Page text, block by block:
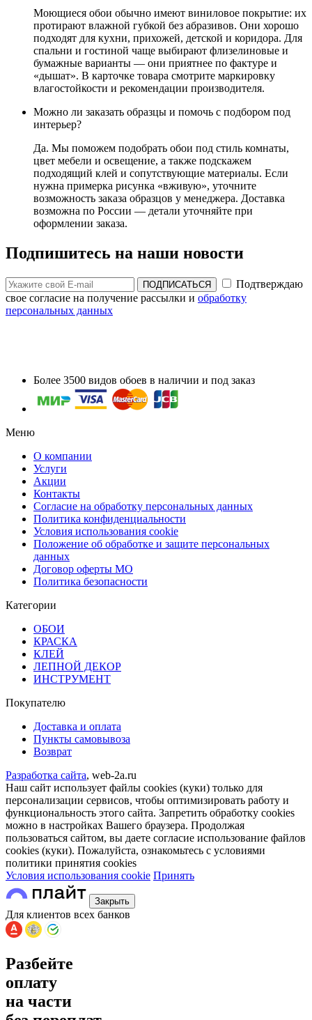
Моющиеся обои обычно имеют виниловое покрытие: их
протирают влажной губкой без абразивов. Они хорошо
подходят для кухни, прихожей, детской и коридора. Для
спальни и гостиной чаще выбирают флизелиновые и
бумажные варианты — они приятнее по фактуре и
«дышат». В карточке товара смотрите маркировку
влагостойкости и рекомендации производителя.
Можно ли заказать образцы и помочь с подбором под
интерьер?
Да. Мы поможем подобрать обои под стиль комнаты,
цвет мебели и освещение, а также подскажем
подходящий клей и сопутствующие материалы. Если
нужна примерка рисунка «вживую», уточните
возможность заказа образцов у менеджера. Доставка
возможна по России — детали уточняйте при
оформлении заказа.
Подпишитесь на наши новости
ПОДПИСАТЬСЯ
Подтверждаю
свое согласие на получение рассылки и обработку
персональных данных
Более 3500 видов обоев в наличии и под заказ
Меню
О компании
Услуги
Акции
Контакты
Согласие на обработку персональных данных
Политика конфиденциальности
Условия использования cookie
Положение об обработке и защите персональных
данных
Договор оферты МО
Политика безопасности
Категории
ОБОИ
КРАСКА
КЛЕЙ
ЛЕПНОЙ ДЕКОР
ИНСТРУМЕНТ
Покупателю
Доставка и оплата
Пункты самовывоза
Возврат
Разработка сайта, web-2a.ru
Наш сайт использует файлы cookies (куки) только для
персонализации сервисов, чтобы оптимизировать работу и
функциональность этого сайта. Запретить обработку cookies
можно в настройках Вашего браузера. Продолжая
пользоваться сайтом, вы даете согласие использование файлов
cookies (куки). Пожалуйста, ознакомьтесь с условиями
политики принятия сookies
Условия использования cookie Принять
Закрыть
Для клиентов всех банков
Разбейте
оплату
на части